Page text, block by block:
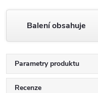
Balení obsahuje
Parametry produktu
Recenze